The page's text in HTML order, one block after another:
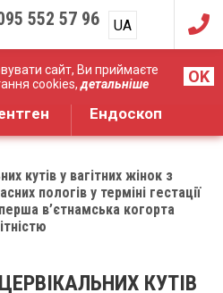
сайт, Ви приймаєте
cookies,детальніше OK
552 57 96 UA
RU
обладнання
Ендоскоп
кутів у вагітних жінок з
пологів у терміні гестації
в’єтнамська когорта
КУТІВ